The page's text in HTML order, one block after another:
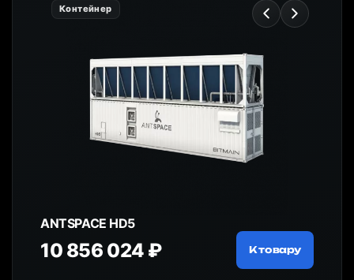
Контейнер
ANTSPACE HD5
10 856 024 ₽ К товару